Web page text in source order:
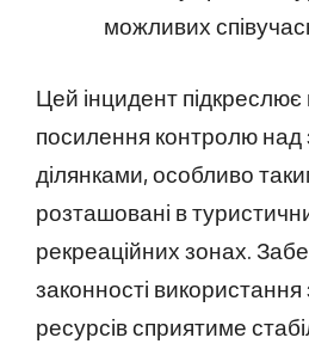
можливих
Цей інцидент підкреслює
посилення контролю
ділянками, особливо
розташовані в
рекреаційних зонах.
законності
ресурсів сприятиме